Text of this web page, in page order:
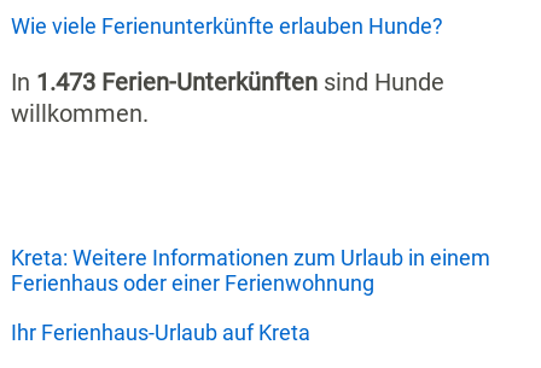
Wie viele Ferienunterkünfte erlauben Hunde?
In 1.473 Ferien-Unterkünftensind Hunde
willkommen.
Kreta: Weitere Informationen zum Urlaub in einem
Ferienhaus oder einer Ferienwohnung
Ihr Ferienhaus-Urlaub auf Kreta